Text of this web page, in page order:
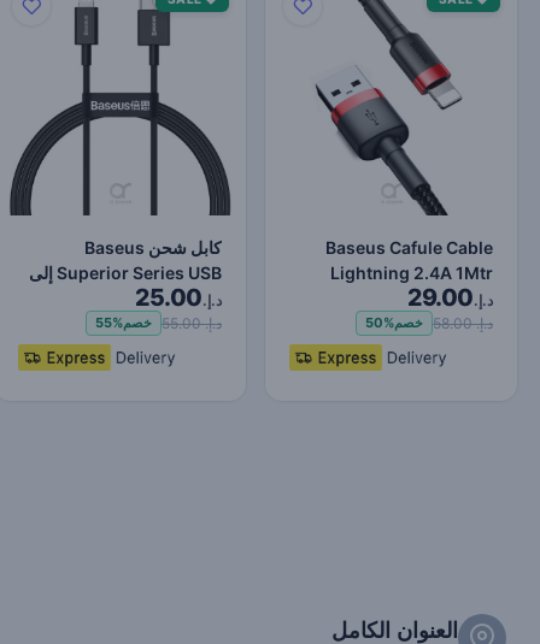
Baseus Cafule Cable
Lightning 2.4A 1Mtr
Red+Black
د.إ.29.00
د.إ. 58.00 خصم50%
كابل شحن Baseus
Superior Series USB إلى
Lightning-Fast لنقل البي…
د.إ.25.00
د.إ. 55.00 خصم55%
العنوان الكامل